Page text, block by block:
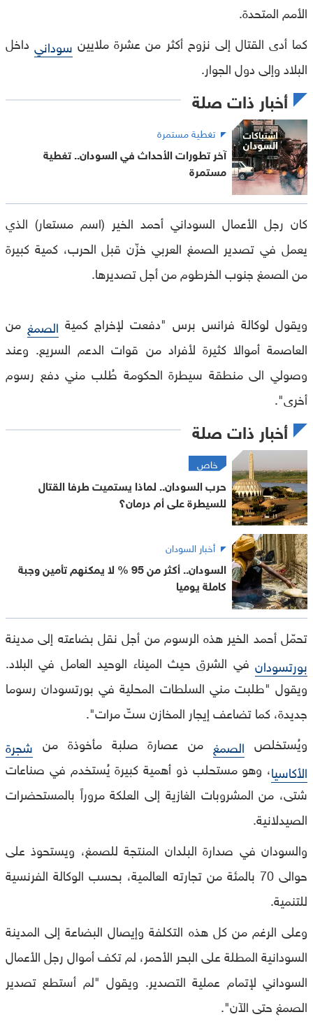
الأمم المتحدة.
كما أدى القتال إلى نزوح أكثر من عشرة ملايين سوداني داخل
البلاد وإلى دول الجوار.
أخبار ذات صلة
تغطية مستمرة
آخر تطورات الأحداث في السودان.. تغطية
مستمرة
كان رجل الأعمال السوداني أحمد الخير (اسم مستعار) الذي
يعمل في تصدير الصمغ العربي خزّن قبل الحرب، كمية كبيرة
من الصمغ جنوب الخرطوم من أجل تصديرها.
ويقول لوكالة فرانس برس "دفعت لإخراج كمية الصمغ من
العاصمة أموالا كثيرة لأفراد من قوات الدعم السريع. وعند
وصولي الى منطقة سيطرة الحكومة طُلب مني دفع رسوم
أخرى".
أخبار ذات صلة
خاص
حرب السودان.. لماذا يستميت طرفا القتال
للسيطرة على أم درمان؟
أخبار السودان
السودان.. أكثر من 95 % لا يمكنهم تأمين وجبة
كاملة يوميا
تحمّل أحمد الخير هذه الرسوم من أجل نقل بضاعته إلى مدينة
بورتسودان في الشرق حيث الميناء الوحيد العامل في البلاد.
ويقول "طلبت مني السلطات المحلية في بورتسودان رسوما
جديدة، كما تضاعف إيجار المخازن ستّ مرات".
ويُستخلص الصمغ من عصارة صلبة مأخوذة من شجرة
الأكاسيا، وهو مستحلب ذو أهمية كبيرة يُستخدم في صناعات
شتى، من المشروبات الغازية إلى العلكة مروراً بالمستحضرات
الصيدلانية.
والسودان في صدارة البلدان المنتجة للصمغ، ويستحوذ على
حوالى 70 بالمئة من تجارته العالمية، بحسب الوكالة الفرنسية
للتنمية.
وعلى الرغم من كل هذه التكلفة وإيصال البضاعة إلى المدينة
السودانية المطلة على البحر الأحمر، لم تكف أموال رجل الأعمال
السوداني لإتمام عملية التصدير. ويقول "لم أستطع تصدير
الصمغ حتى الآن".